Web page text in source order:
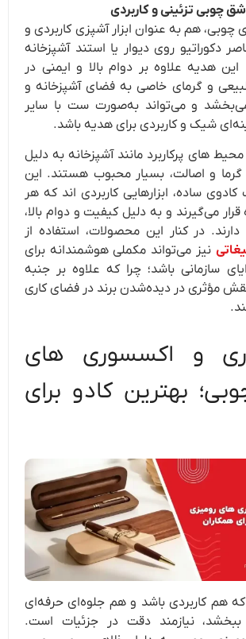
چوبی تزئینی و کاربردی
هم به عنوان ابزار آشپزی کاربردی و
دکوراتیو روی دیوار یا استند آشپزخانه
این هدیه علاوه بر دوام بالا و ایمنی در
و گرمای خاصی به فضای آشپزخانه و
و می‌تواند به‌صورت ست با سایر
شیک و کاربردی برای هدیه باشد.
های پرکاربرد مانند آشپزخانه به دلیل
و اصالت، بسیار محبوب هستند. این
کادوی ساده، ابزارهایی کاربردی‌ اند که هر
قرار می‌گیرند و به دلیل کیفیت و دوام بالا،
دارند. در کنار این محصولات، استفاده از
نیز می‌تواند مکملی هوشمندانه برای
سازمانی باشد؛ چرا که علاوه بر جنبه
مؤثری در دیده‌شدن برند در فضای کاری
و اکسسوری های
بهترین کادو برای
هم کاربردی باشد و هم جلوه‌ای حرفه‌ای
نیازمند دقت در جزئیات است.